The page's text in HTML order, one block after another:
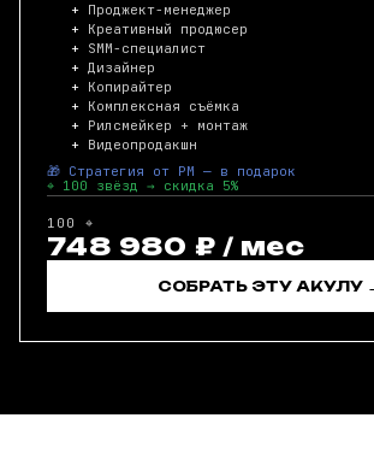
Проджект-менеджер
Креативный продюсер
SMM-специалист
Дизайнер
Копирайтер
Комплексная съёмка
Рилсмейкер + монтаж
Видеопродакшн
🎁 Стратегия от PM — в подарок
⌖ 100 звёзд → скидка 5%
100 ⌖
748 980 ₽ / мес
СОБРАТЬ ЭТУ АКУЛУ